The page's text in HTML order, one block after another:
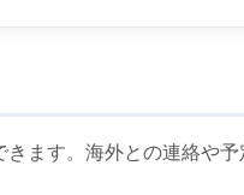
ます。海外との連絡や